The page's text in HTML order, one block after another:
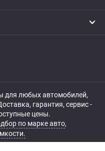
для любых автомобилей,
гарантия, сервис -
цены.
по марке авто,